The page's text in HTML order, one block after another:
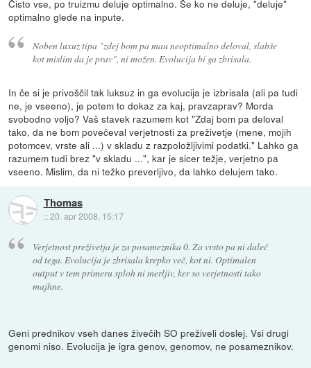
Čisto vse, po truizmu deluje optimalno. Še ko ne deluje, "deluje"
optimalno glede na inpute.
Noben luxuz tipa "zdej bom pa mau neoptimalno deloval, slabše
kot mislim da je prav", ni možen. Evolucija bi ga zbrisala.
In če si je privoščil tak luksuz in ga evolucija je izbrisala (ali pa tudi
ne, je vseeno), je potem to dokaz za kaj, pravzaprav? Morda
svobodno voljo? Vaš stavek razumem kot "Zdaj bom pa deloval
tako, da ne bom povečeval verjetnosti za preživetje (mene, mojih
potomcev, vrste ali ...) v skladu z razpoložljivimi podatki." Lahko ga
razumem tudi brez "v skladu ...", kar je sicer težje, verjetno pa
vseeno. Mislim, da ni težko preverljivo, da lahko delujem tako.
Thomas
::20. apr 2008, 15:17
Verjetnost preživetja je za posameznika 0. Za vrsto pa ni daleč
od tega. Evolucija je zbrisala krepko več, kot ni. Optimalen
output v tem primeru sploh ni merljiv, ker so verjetnosti tako
majhne.
Geni prednikov vseh danes živečih SO preživeli doslej. Vsi drugi
genomi niso. Evolucija je igra genov, genomov, ne posameznikov.